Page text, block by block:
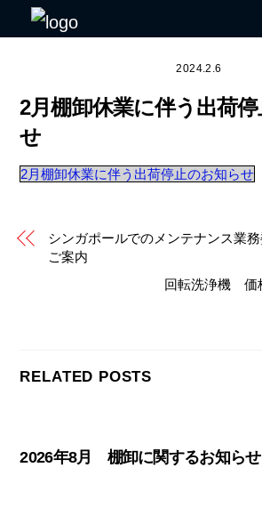
2024.2.6
2月棚卸休業に伴う出荷
せ
2月棚卸休業に伴う出荷停止のお知らせ
シンガポールでのメンテナンス業
ご案内
回転洗浄機 価
RELATED POSTS
2026年8月 棚卸に関するお知らせ